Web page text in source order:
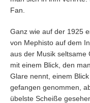
Fan.
Ganz wie auf der 1925
von Mephisto auf dem
aus der Musik seltsame
mit einem Blick, den
Glare nennt, einem
gefangen genommen,
übelste Scheiße